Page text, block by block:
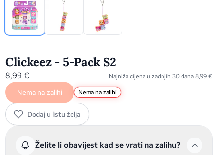
Clickeez - 5-Pack S2
8,99€ Najniža cijena u zadnjih 30 dana8,99€
Nema na zalihi Nema na zalihi
Dodaj u listu želja
Želite li obavijest kad se vrati na zalihu?